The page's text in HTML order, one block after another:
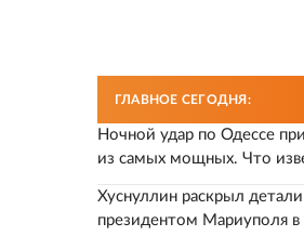
ГЛАВНОЕ СЕГОДНЯ:
Ночной удар по Одессе
из самых мощных. Что
Хуснуллин раскрыл
президентом Мариуполя в